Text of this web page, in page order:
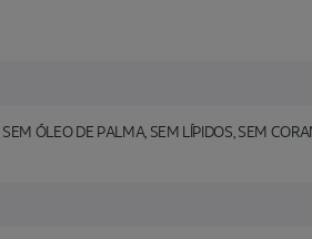
ÓLEO DE PALMA, SEM LÍPIDOS, SEM